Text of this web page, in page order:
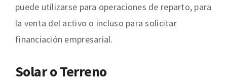
puede utilizarse para operaciones de reparto, para
la venta del activo o incluso para solicitar
financiación empresarial.
Solar o Terreno